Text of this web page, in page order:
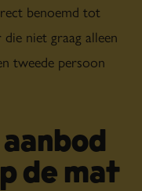
benoemd tot
niet graag alleen
tweede persoon
de mat